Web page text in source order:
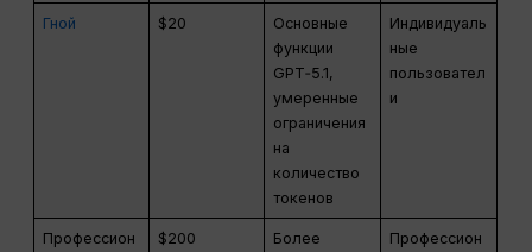
Гной $20
Основные
функции
GPT‑5.1,
умеренные
ограничения
на
количество
токенов
Индивидуаль
ные
пользовател
и
Профессион
$200
Более
Профессион